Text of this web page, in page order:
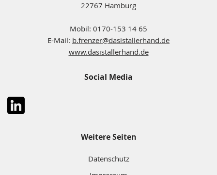
22767 Hamburg
Mobil: 0170-153 14 65
E-Mail: b.frenzer@dasistallerhand.de
www.dasistallerhand.de
Social Media
Weitere Seiten
Datenschutz